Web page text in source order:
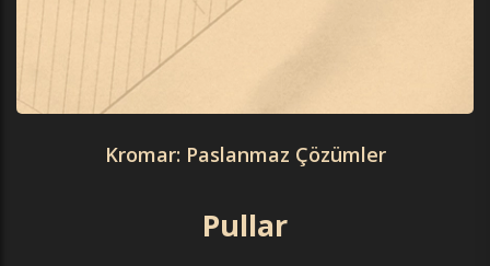
Kromar: Paslanmaz Çözümler
Pullar